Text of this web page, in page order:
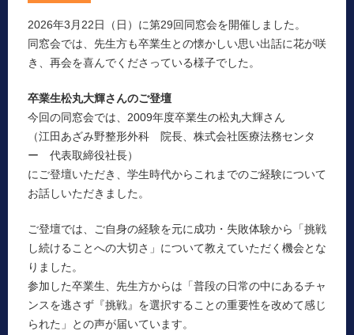
2026年3月22日（日）に第29回同窓会を開催しました。
同窓会では、先生方も卒業生との懐かしい思い出話に花が咲
き、再会を喜んでくださっている様子でした。
卒業生松丸大輝さんのご登壇
今回の同窓会では、2009年度卒業生の松丸大輝さん
（江田あざみ野整形外科 院長、株式会社医療法務センタ
ー 代表取締役社長）
にご登壇いただき、学生時代からこれまでのご経験について
お話しいただきました。
ご登壇では、ご自身の経験を元に成功・失敗体験から「挑戦
し続けることへの大切さ」について教えていただく機会とな
りました。
参加した卒業生、先生方からは「普段の日常の中にあるチャ
ンスを逃さず『挑戦』を選択することの重要性を改めて感じ
られた」との声が届いています。